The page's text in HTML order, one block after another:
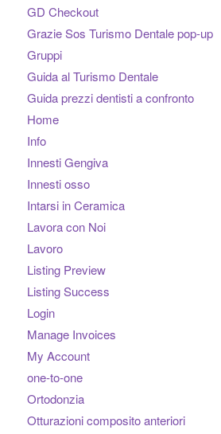
GD Checkout
Grazie Sos Turismo Dentale pop-up
Gruppi
Guida al Turismo Dentale
Guida prezzi dentisti a confronto
Home
Info
Innesti Gengiva
Innesti osso
Intarsi in Ceramica
Lavora con Noi
Lavoro
Listing Preview
Listing Success
Login
Manage Invoices
My Account
one-to-one
Ortodonzia
Otturazioni composito anteriori